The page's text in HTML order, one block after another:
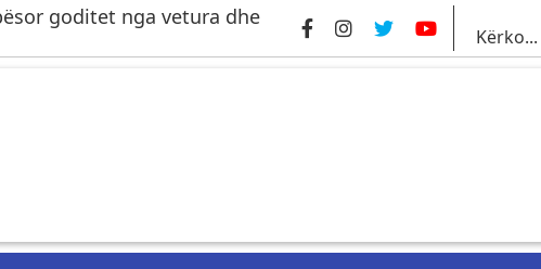
goditet nga vetura dhe